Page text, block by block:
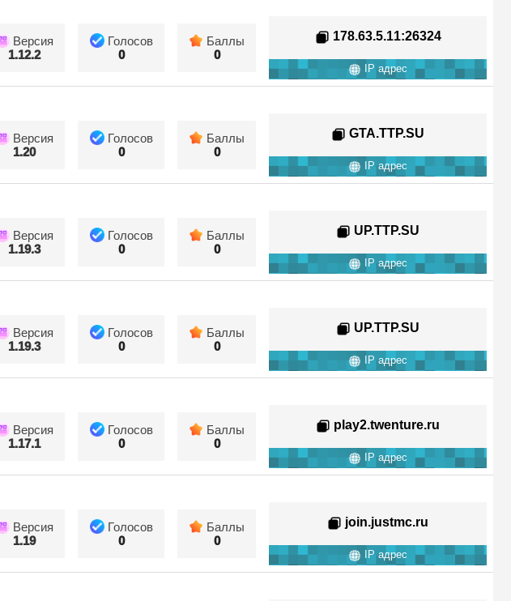
Версия
1.12.2
Голосов
0
Баллы
0
178.63.5.11:26324
IP адрес
Версия
1.20
Голосов
0
Баллы
0
GTA.TTP.SU
IP адрес
Версия
1.19.3
Голосов
0
Баллы
0
UP.TTP.SU
IP адрес
Версия
1.19.3
Голосов
0
Баллы
0
UP.TTP.SU
IP адрес
Версия
1.17.1
Голосов
0
Баллы
0
play2.twenture.ru
IP адрес
Версия
1.19
Голосов
0
Баллы
0
join.justmc.ru
IP адрес